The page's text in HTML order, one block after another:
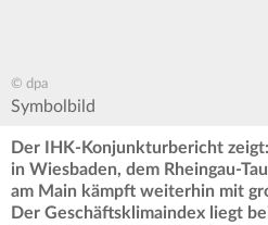
© dpa
Symbolbild
Der IHK-Konjunkturbericht
in Wiesbaden, dem Rheingau-
am Main kämpft weiterhin mit
Der Geschäftsklimaindex liegt